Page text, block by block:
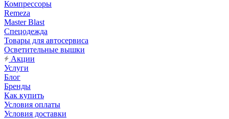
Компрессоры
Remeza
Master Blast
Спецодежда
Товары для автосервиса
Осветительные вышки
Акции
Услуги
Блог
Бренды
Как купить
Условия оплаты
Условия доставки